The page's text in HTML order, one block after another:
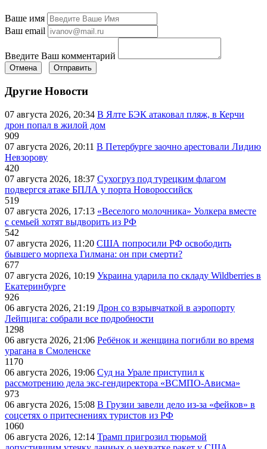
Ваше имя
Ваш email
Введите Ваш комментарий
Отмена Отправить
Другие Новости
07 августа 2026, 20:34 В Ялте БЭК атаковал пляж, в Керчи
дрон попал в жилой дом
909
07 августа 2026, 20:11 В Петербурге заочно арестовали Лидию
Невзорову
420
07 августа 2026, 18:37 Сухогруз под турецким флагом
подвергся атаке БПЛА у порта Новороссийск
519
07 августа 2026, 17:13 «Веселого молочника» Уолкера вместе
с семьей хотят выдворить из РФ
542
07 августа 2026, 11:20 США попросили РФ освободить
бывшего морпеха Гилмана: он при смерти?
677
07 августа 2026, 10:19 Украина ударила по складу Wildberries в
Екатеринбурге
926
06 августа 2026, 21:19 Дрон со взрывчаткой в аэропорту
Лейпцига: собрали все подробности
1298
06 августа 2026, 21:06 Ребёнок и женщина погибли во время
урагана в Смоленске
1170
06 августа 2026, 19:06 Суд на Урале приступил к
рассмотрению дела экс-гендиректора «ВСМПО-Ависма»
973
06 августа 2026, 15:08 В Грузии завели дело из-за «фейков» в
соцсетях о притеснениях туристов из РФ
1060
06 августа 2026, 12:14 Трамп пригрозил тюрьмой